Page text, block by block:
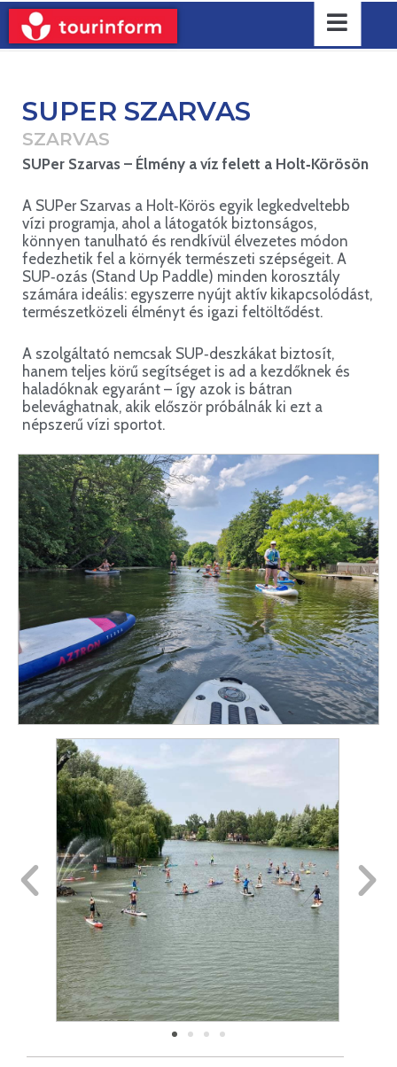
SUPER SZARVAS
SZARVAS
SUPer Szarvas – Élmény a víz felett a Holt‑Körösön
A SUPer Szarvas a Holt‑Körös egyik legkedveltebb
vízi programja, ahol a látogatók biztonságos,
könnyen tanulható és rendkívül élvezetes módon
fedezhetik fel a környék természeti szépségeit. A
SUP‑ozás (Stand Up Paddle) minden korosztály
számára ideális: egyszerre nyújt aktív kikapcsolódást,
természetközeli élményt és igazi feltöltődést.
A szolgáltató nemcsak SUP‑deszkákat biztosít,
hanem teljes körű segítséget is ad a kezdőknek és
haladóknak egyaránt – így azok is bátran
belevághatnak, akik először próbálnák ki ezt a
népszerű vízi sportot.